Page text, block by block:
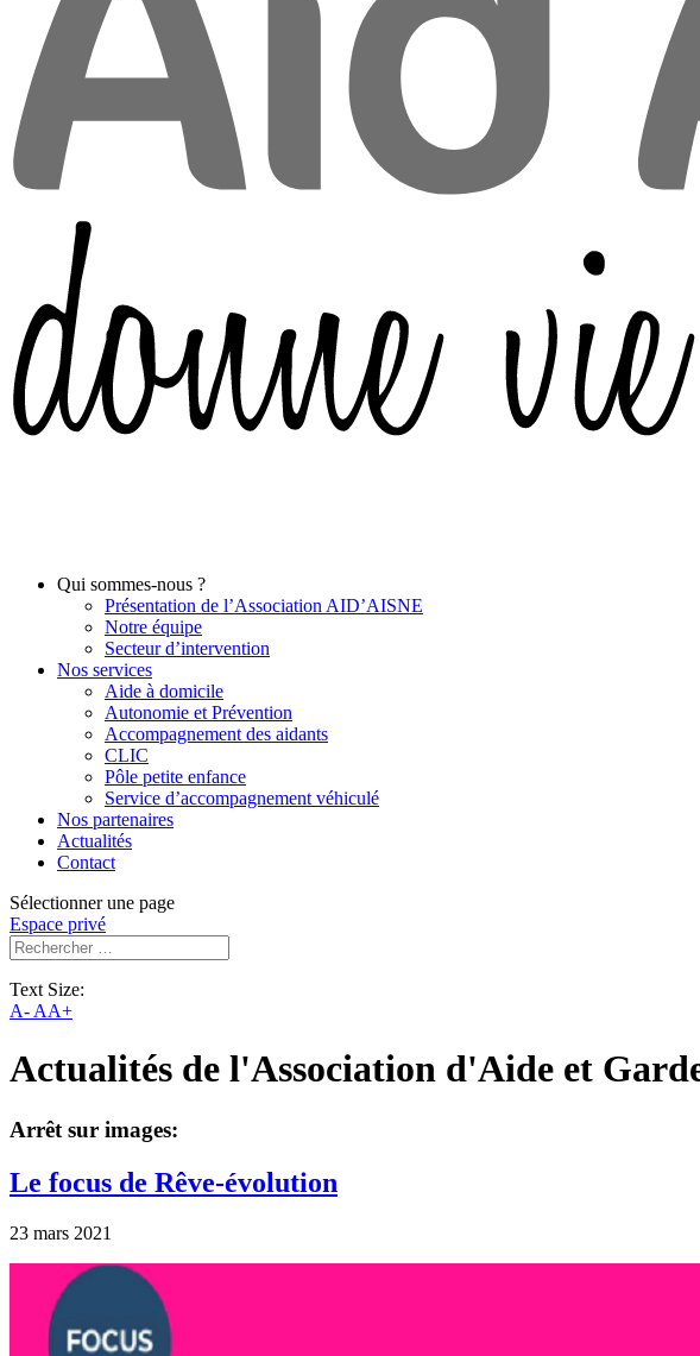
Qui sommes-nous ?
Présentation de l’Association AID’AISNE
Notre équipe
Secteur d’intervention
Nos services
Aide à domicile
Autonomie et Prévention
Accompagnement des aidants
CLIC
Pôle petite enfance
Service d’accompagnement véhiculé
Nos partenaires
Actualités
Contact
Sélectionner une page
Espace privé
Text Size:
A- AA+
Actualités de l'Association d'Aide et
Arrêt sur images:
Le focus de Rêve-évolution
23 mars 2021